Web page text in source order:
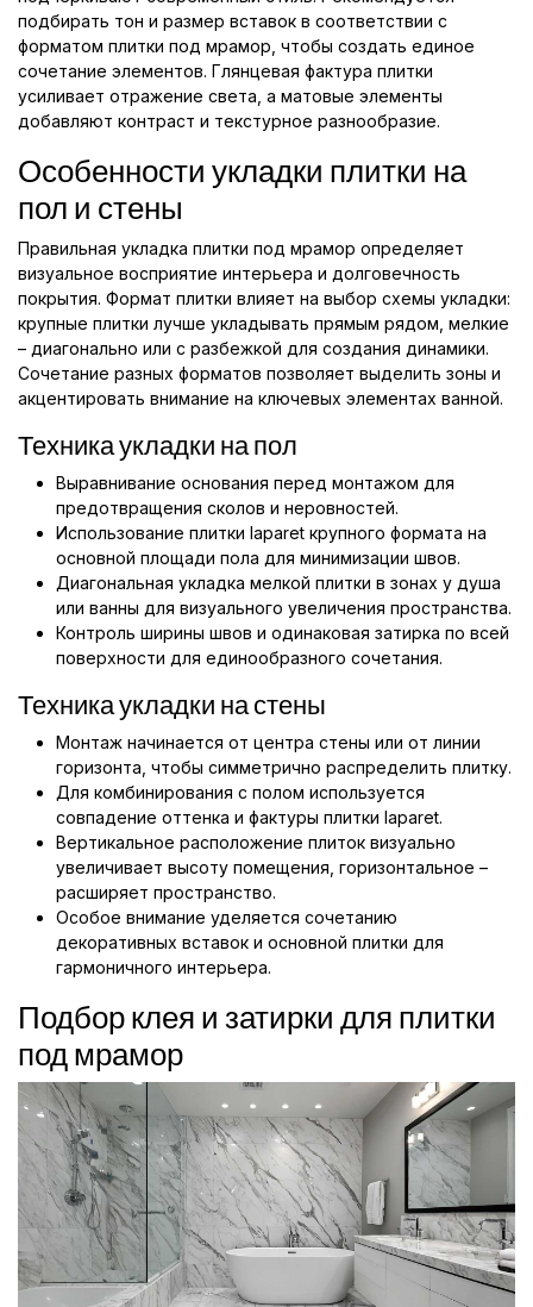
подбирать тон и размер вставок в соответствии с
форматом плитки под мрамор, чтобы создать единое
сочетание элементов. Глянцевая фактура плитки
усиливает отражение света, а матовые элементы
добавляют контраст и текстурное разнообразие.
Особенности укладки плитки на
пол и стены
Правильная укладка плитки под мрамор определяет
визуальное восприятие интерьера и долговечность
покрытия. Формат плитки влияет на выбор схемы укладки:
крупные плитки лучше укладывать прямым рядом, мелкие
– диагонально или с разбежкой для создания динамики.
Сочетание разных форматов позволяет выделить зоны и
акцентировать внимание на ключевых элементах ванной.
Техника укладки на пол
Выравнивание основания перед монтажом для
предотвращения сколов и неровностей.
Использование плитки laparet крупного формата на
основной площади пола для минимизации швов.
Диагональная укладка мелкой плитки в зонах у душа
или ванны для визуального увеличения пространства.
Контроль ширины швов и одинаковая затирка по всей
поверхности для единообразного сочетания.
Техника укладки на стены
Монтаж начинается от центра стены или от линии
горизонта, чтобы симметрично распределить плитку.
Для комбинирования с полом используется
совпадение оттенка и фактуры плитки laparet.
Вертикальное расположение плиток визуально
увеличивает высоту помещения, горизонтальное –
расширяет пространство.
Особое внимание уделяется сочетанию
декоративных вставок и основной плитки для
гармоничного интерьера.
Подбор клея и затирки для плитки
под мрамор